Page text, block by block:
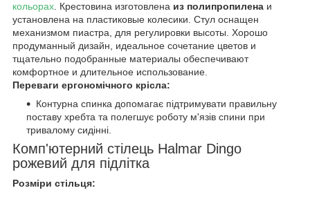
кольорах. Крестовина изготовлена из полипропилена и
установлена на пластиковые колесики. Стул оснащен
механизмом пиастра, для регулировки высоты. Хорошо
продуманный дизайн, идеальное сочетание цветов и
тщательно подобранные материалы обеспечивают
комфортное и длительное использование.
Переваги ергономічного крісла:
Контурна спинка допомагає підтримувати правильну
поставу хребта та полегшує роботу м'язів спини при
тривалому сидінні.
Комп'ютерний стілець Halmar Dingo
рожевий для підлітка
Розміри стільця: